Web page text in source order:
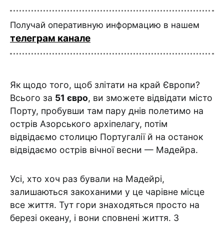
Получай оперативную информацию в нашем
телеграм канале
Як щодо того, щоб злітати на край Європи?
Всього за 51 євро, ви зможете відвідати місто
Порту, пробувши там пару днів полетимо на
острів Азорського архіпелагу, потім
відвідаємо столицю Португалії й на останок
відвідаємо острів вічної весни — Мадейра.
Усі, хто хоч раз бували на Мадейрі,
залишаються закоханими у це чарівне місце
все життя. Тут гори знаходяться просто на
березі океану, і вони сповнені життя. З